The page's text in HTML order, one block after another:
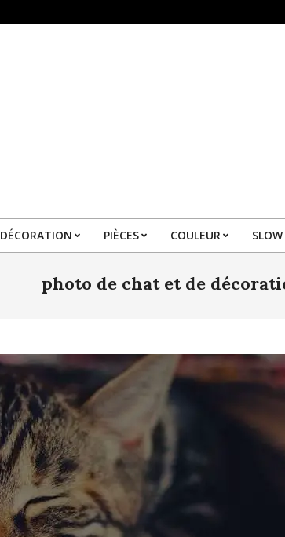
Primary
Menu
DÉCORATION PIÈCES COULEUR
photo de chat et de